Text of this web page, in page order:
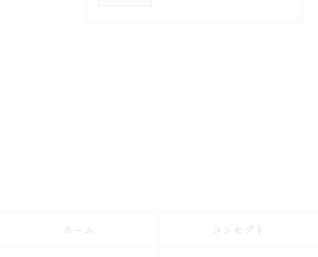
ホーム コンセプト